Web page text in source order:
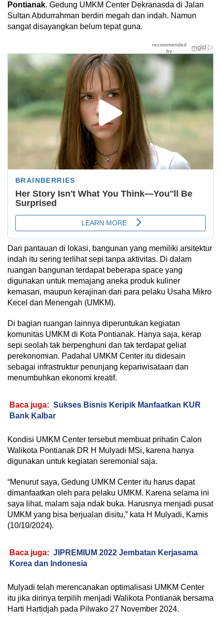
Pontianak. Gedung UMKM Center Dekranasda di Jalan
Sultan Abdurrahman berdiri megah dan indah. Namun
sangat disayangkan belum tepat guna.
Dari pantauan di lokasi, bangunan yang memiliki arsitektur
indah itu sering terlihat sepi tanpa aktivitas. Di dalam
ruangan bangunan terdapat beberapa space yang
digunakan untuk memajang aneka produk kuliner
kemasan, maupun kerajinan dari para pelaku Usaha Mikro
Kecel dan Menengah (UMKM).
Di bagian ruangan lainnya diperuntukan kegiatan
komunitas UMKM di Kota Pontianak. Hanya saja, kerap
sepi seolah tak berpenghuni dan tak terdapat geliat
perekonomian. Padahal UMKM Center itu didesain
sebagai infrastruktur penunjang kepariwisataan dan
menumbuhkan ekonomi kreatif.
Baca juga: Sukses Bisnis Keripik Manfaatkan KUR
Bank Kalbar
Kondisi UMKM Center tersebut membuat prihatin Calon
Walikota Pontianak DR H Mulyadi MSi, karena hanya
digunakan untuk kegiatan seremonial saja.
“Menurut saya, Gedung UMKM Center itu harus dapat
dimanfaatkan oleh para pelaku UMKM. Karena selama ini
saya lihat, malam saja ndak buka. Harusnya menjadi pusat
UMKM yang bisa berjualan disitu,” kata H Mulyadi, Kamis
(10/10/2024).
Baca juga: JIPREMIUM 2022 Jembatan Kerjasama
Korea dan Indonesia
Mulyadi telah merencanakan optimalisasi UMKM Center
itu jika dirinya terpilih menjadi Walikota Pontianak bersama
Harti Hartidjah pada Pilwako 27 November 2024.